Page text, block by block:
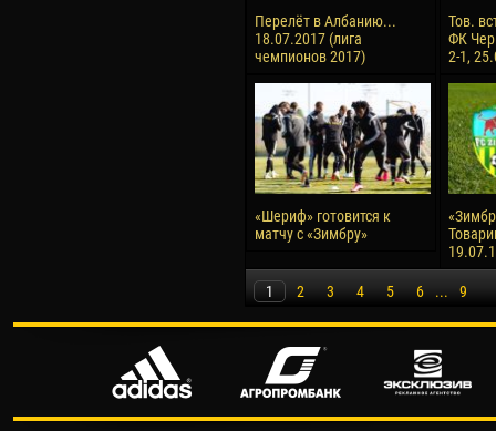
Перелёт в Албанию...
18.07.2017 (лига
чемпионов 2017)
Тов.
ФК
2-1,
«Шериф» готовится к
матчу с «Зимбру»
1 2 3 4 5 6 ... 9